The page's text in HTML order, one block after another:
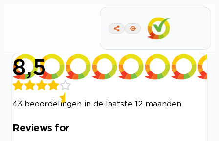
8,5
43 beoordelingen in de laatste 12 maanden
Reviews for